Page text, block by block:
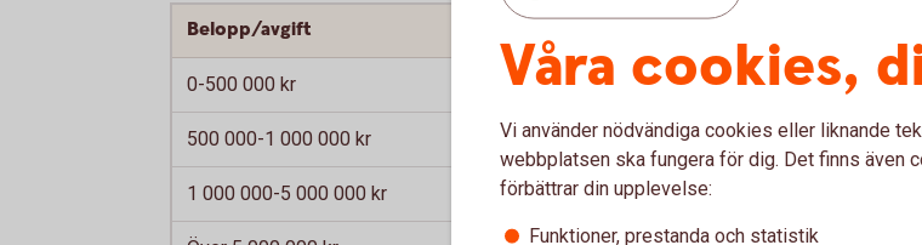
Belopp/avgift
0-500 000 kr 120 kr
500 000-1 000 000 kr 0 kr
1 000 000-5 000 000 kr
Våra cookies,
Vi använder nödvändiga cookies eller liknande
webbplatsen ska fungera för dig. Det finns även
förbättrar din upplevelse:
Funktioner, prestanda och statistik